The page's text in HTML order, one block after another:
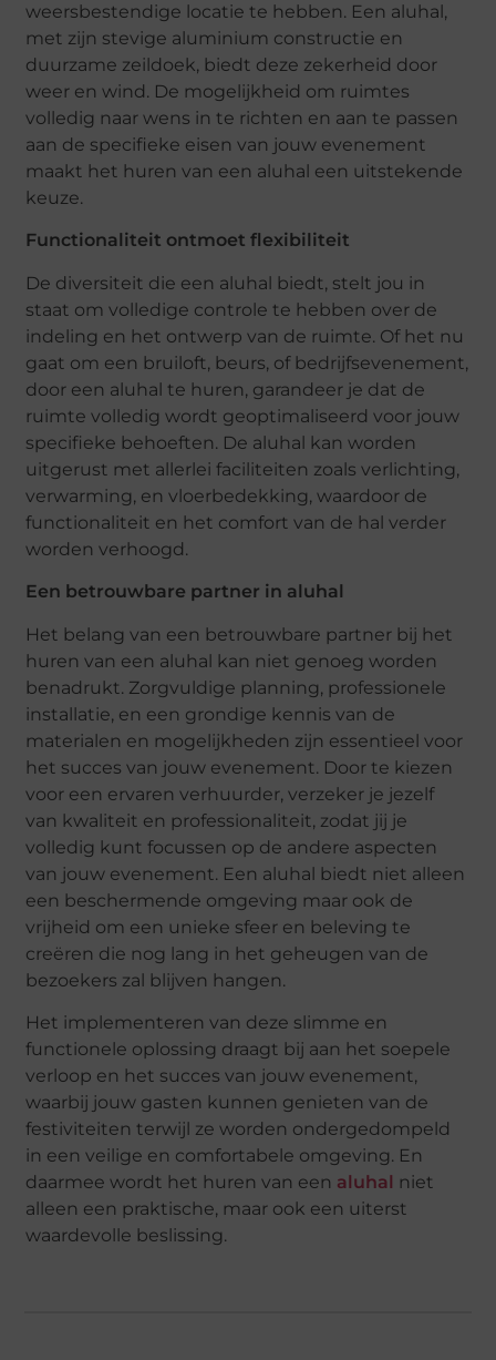
weersbestendige locatie te hebben. Een aluhal,
met zijn stevige aluminium constructie en
duurzame zeildoek, biedt deze zekerheid door
weer en wind. De mogelijkheid om ruimtes
volledig naar wens in te richten en aan te passen
aan de specifieke eisen van jouw evenement
maakt het huren van een aluhal een uitstekende
keuze.
Functionaliteit ontmoet flexibiliteit
De diversiteit die een aluhal biedt, stelt jou in
staat om volledige controle te hebben over de
indeling en het ontwerp van de ruimte. Of het nu
gaat om een bruiloft, beurs, of bedrijfsevenement,
door een aluhal te huren, garandeer je dat de
ruimte volledig wordt geoptimaliseerd voor jouw
specifieke behoeften. De aluhal kan worden
uitgerust met allerlei faciliteiten zoals verlichting,
verwarming, en vloerbedekking, waardoor de
functionaliteit en het comfort van de hal verder
worden verhoogd.
Een betrouwbare partner in aluhal
Het belang van een betrouwbare partner bij het
huren van een aluhal kan niet genoeg worden
benadrukt. Zorgvuldige planning, professionele
installatie, en een grondige kennis van de
materialen en mogelijkheden zijn essentieel voor
het succes van jouw evenement. Door te kiezen
voor een ervaren verhuurder, verzeker je jezelf
van kwaliteit en professionaliteit, zodat jij je
volledig kunt focussen op de andere aspecten
van jouw evenement. Een aluhal biedt niet alleen
een beschermende omgeving maar ook de
vrijheid om een unieke sfeer en beleving te
creëren die nog lang in het geheugen van de
bezoekers zal blijven hangen.
Het implementeren van deze slimme en
functionele oplossing draagt bij aan het soepele
verloop en het succes van jouw evenement,
waarbij jouw gasten kunnen genieten van de
festiviteiten terwijl ze worden ondergedompeld
in een veilige en comfortabele omgeving. En
daarmee wordt het huren van een aluhal niet
alleen een praktische, maar ook een uiterst
waardevolle beslissing.